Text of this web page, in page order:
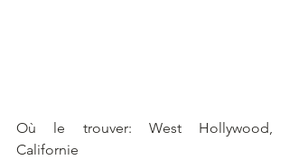
Où le trouver: West Hollywood,
Californie